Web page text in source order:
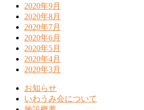
2020年9月
2020年8月
2020年7月
2020年6月
2020年5月
2020年4月
2020年3月
お知らせ
いわうみ会について